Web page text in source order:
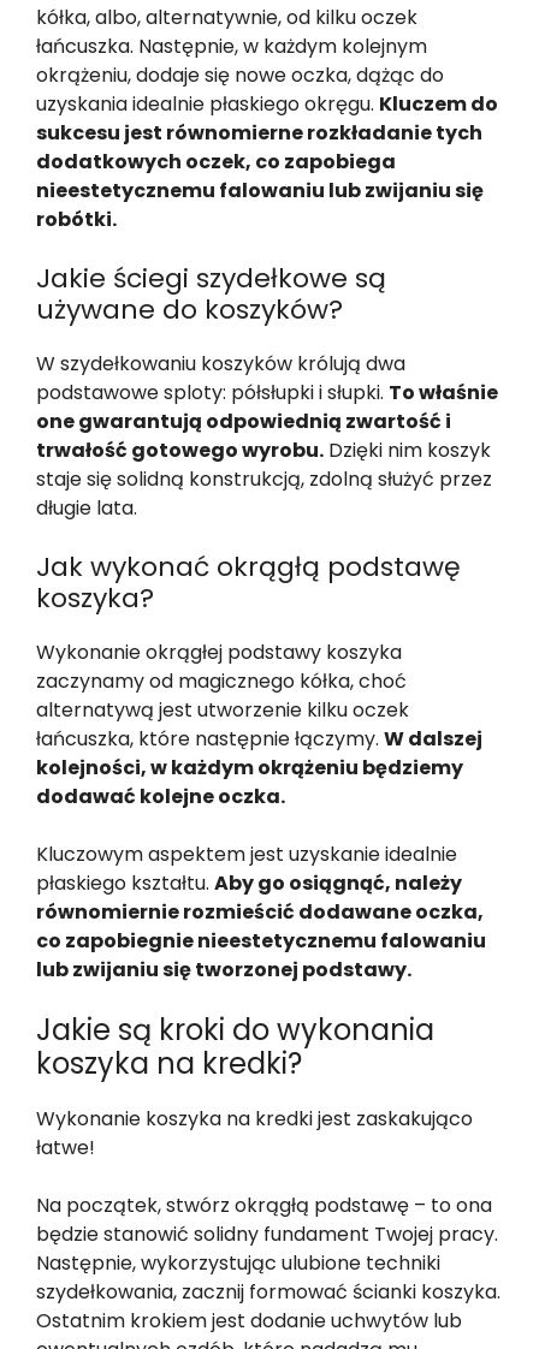
kółka, albo, alternatywnie, od kilku oczek
łańcuszka. Następnie, w każdym kolejnym
okrążeniu, dodaje się nowe oczka, dążąc do
uzyskania idealnie płaskiego okręgu. Kluczem do
sukcesu jest równomierne rozkładanie tych
dodatkowych oczek, co zapobiega
nieestetycznemu falowaniu lub zwijaniu się
robótki.
Jakie ściegi szydełkowe są
używane do koszyków?
W szydełkowaniu koszyków królują dwa
podstawowe sploty: półsłupki i słupki. To właśnie
one gwarantują odpowiednią zwartość i
trwałość gotowego wyrobu. Dzięki nim koszyk
staje się solidną konstrukcją, zdolną służyć przez
długie lata.
Jak wykonać okrągłą podstawę
koszyka?
Wykonanie okrągłej podstawy koszyka
zaczynamy od magicznego kółka, choć
alternatywą jest utworzenie kilku oczek
łańcuszka, które następnie łączymy. W dalszej
kolejności, w każdym okrążeniu będziemy
dodawać kolejne oczka.
Kluczowym aspektem jest uzyskanie idealnie
płaskiego kształtu. Aby go osiągnąć, należy
równomiernie rozmieścić dodawane oczka,
co zapobiegnie nieestetycznemu falowaniu
lub zwijaniu się tworzonej podstawy.
Jakie są kroki do wykonania
koszyka na kredki?
Wykonanie koszyka na kredki jest zaskakująco
łatwe!
Na początek, stwórz okrągłą podstawę – to ona
będzie stanowić solidny fundament Twojej pracy.
Następnie, wykorzystując ulubione techniki
szydełkowania, zacznij formować ścianki koszyka.
Ostatnim krokiem jest dodanie uchwytów lub